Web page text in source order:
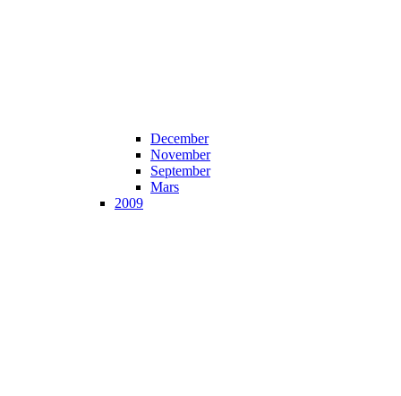
December
November
September
Mars
2009